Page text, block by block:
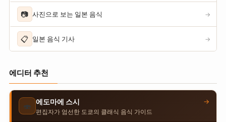
📷 사진으로 보는 일본 음식 →
📋 일본 음식 기사 →
에디터 추천
🍣 에도마에 스시
편집자가 엄선한 도쿄의 클래식 음식 가이드
→